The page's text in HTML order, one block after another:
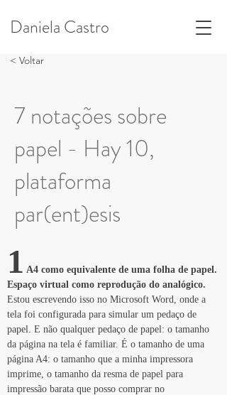
Daniela Castro
< Voltar
7 notações sobre
papel - Hay 10,
plataforma
par(ent)esis
1 A4 como equivalente de uma folha de papel.
Espaço virtual como reprodução do analógico.
Estou escrevendo isso no Microsoft Word, onde a
tela foi configurada para simular um pedaço de
papel. E não qualquer pedaço de papel: o tamanho
da página na tela é familiar. É o tamanho de uma
página A4: o tamanho que a minha impressora
imprime, o tamanho da resma de papel para
impressão barata que posso comprar no